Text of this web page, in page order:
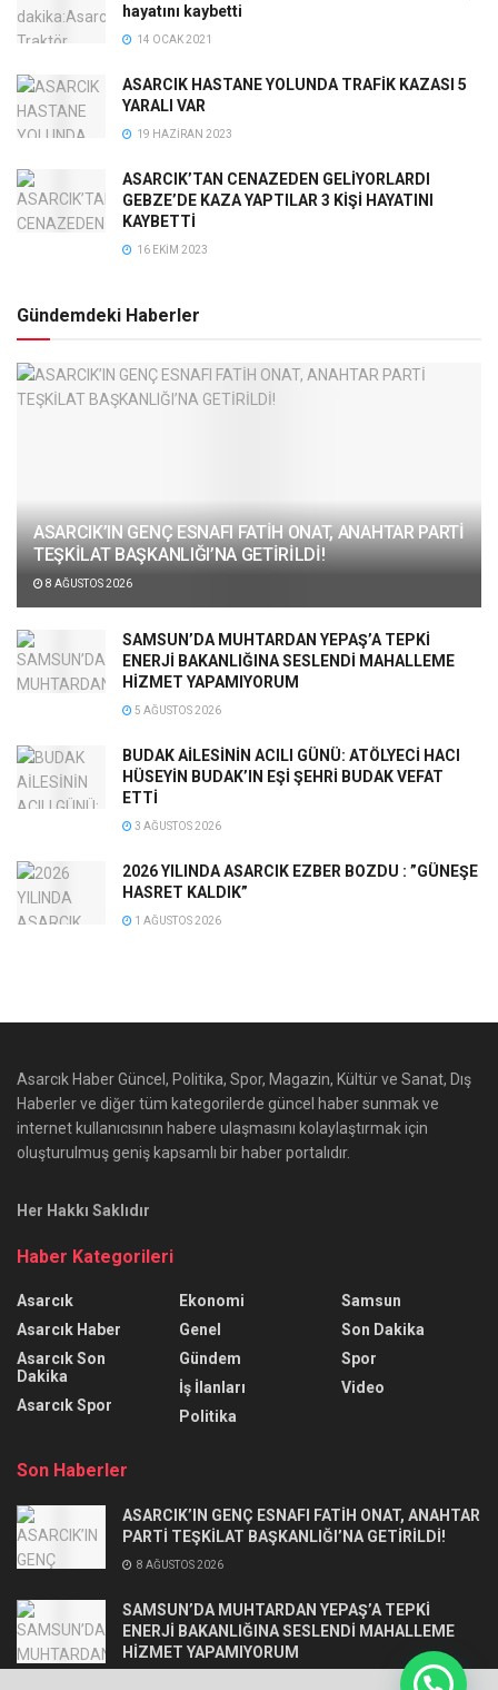
hayatını kaybetti
14 OCAK 2021
ASARCIK HASTANE YOLUNDA TRAFİK KAZASI 5
YARALI VAR
19 HAZIRAN 2023
ASARCIK’TAN CENAZEDEN GELİYORLARDI
GEBZE’DE KAZA YAPTILAR 3 KİŞİ HAYATINI
KAYBETTİ
16 EKIM 2023
Gündemdeki Haberler
ASARCIK’IN GENÇ ESNAFI FATİH ONAT, ANAHTAR PARTİ
TEŞKİLAT BAŞKANLIĞI’NA GETİRİLDİ!
8 AĞUSTOS 2026
SAMSUN’DA MUHTARDAN YEPAŞ’A TEPKİ
ENERJİ BAKANLIĞINA SESLENDİ MAHALLEME
HİZMET YAPAMIYORUM
5 AĞUSTOS 2026
BUDAK AİLESİNİN ACILI GÜNÜ: ATÖLYECİ HACI
HÜSEYİN BUDAK’IN EŞİ ŞEHRİ BUDAK VEFAT
ETTİ
3 AĞUSTOS 2026
2026 YILINDA ASARCIK EZBER BOZDU : ”GÜNEŞE
HASRET KALDIK”
1 AĞUSTOS 2026
Asarcık Haber Güncel, Politika, Spor, Magazin, Kültür ve Sanat, Dış
Haberler ve diğer tüm kategorilerde güncel haber sunmak ve
internet kullanıcısının habere ulaşmasını kolaylaştırmak için
oluşturulmuş geniş kapsamlı bir haber portalıdır.
Her Hakkı Saklıdır
Haber Kategorileri
Asarcık
Asarcık Haber
Asarcık Son
Dakika
Asarcık Spor
Ekonomi
Genel
Gündem
İş İlanları
Politika
Samsun
Son Dakika
Spor
Video
Son Haberler
ASARCIK’IN GENÇ ESNAFI FATİH ONAT, ANAHTAR
PARTİ TEŞKİLAT BAŞKANLIĞI’NA GETİRİLDİ!
8 AĞUSTOS 2026
SAMSUN’DA MUHTARDAN YEPAŞ’A TEPKİ
ENERJİ BAKANLIĞINA SESLENDİ MAHALLEME
HİZMET YAPAMIYORUM